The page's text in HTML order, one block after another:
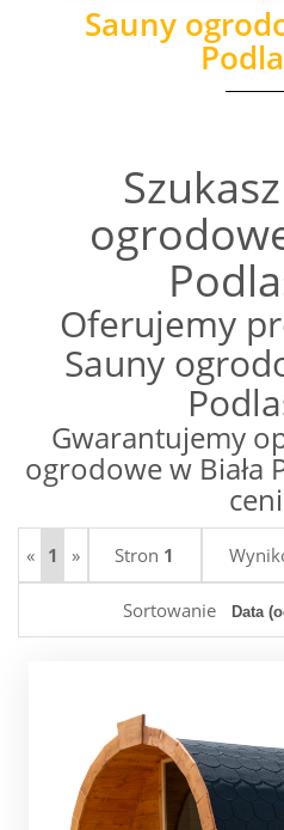
Sauny
Oferujemy
Sauny
Gwarantujemy
ogrodowe w Biała
« 1 » Stron 1
Sortowanie